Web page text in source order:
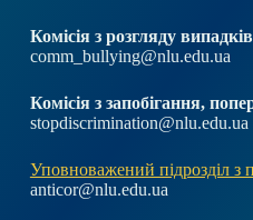
Комісія з розгляду
comm_bullying@nlu.edu.ua
Комісія з запобігання,
stopdiscrimination@nlu.edu.ua
Уповноважений підрозділ з
anticor@nlu.edu.ua